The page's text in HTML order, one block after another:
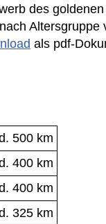
des
als pdf-
500 km
400 km
400 km
325 km